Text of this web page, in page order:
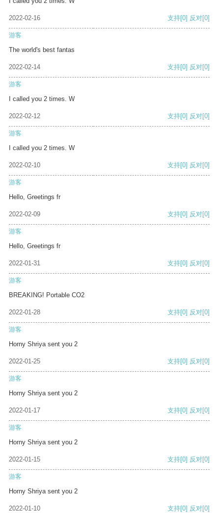
2022-02-16 支持[0] 反对[0]
游客
The world's best fantas
2022-02-14 支持[0] 反对[0]
游客
I called you 2 times. W
2022-02-12 支持[0] 反对[0]
游客
I called you 2 times. W
2022-02-10 支持[0] 反对[0]
游客
Hello, Greetings fr
2022-02-09 支持[0] 反对[0]
游客
Hello, Greetings fr
2022-01-31 支持[0] 反对[0]
游客
BREAKING! Portable CO2
2022-01-28 支持[0] 反对[0]
游客
Horny Shriya sent you 2
2022-01-25 支持[0] 反对[0]
游客
Horny Shriya sent you 2
2022-01-17 支持[0] 反对[0]
游客
Horny Shriya sent you 2
2022-01-15 支持[0] 反对[0]
游客
Horny Shriya sent you 2
2022-01-10 支持[0] 反对[0]